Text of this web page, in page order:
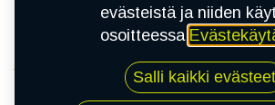
215/45R17 91H TOYO
evästeistä ja niiden
osoitteessa
Salli kaikki evästeet